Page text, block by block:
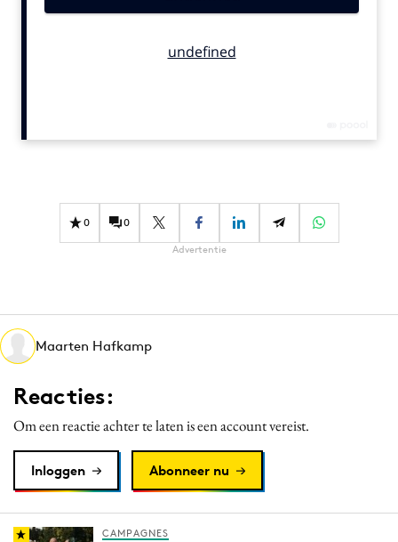
Design
Gedragsverandering
Media
PR
Programmatic
Purpose Marketing
Reputatie & crisis
0 0
Advertentie
Maarten Hafkamp
Reacties:
Om een reactie achter te laten is een account vereist.
Inloggen Abonneer nu
CAMPAGNES